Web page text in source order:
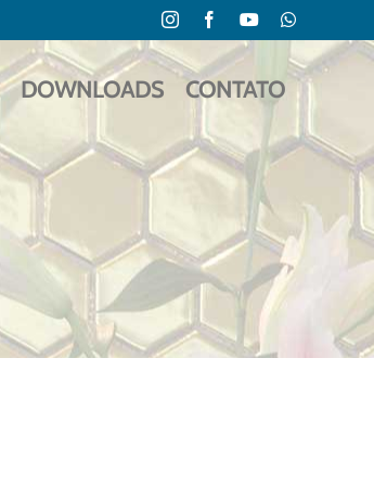
InstagramFacebookYouTubeWhatsApp
DOWNLOADS CONTATO